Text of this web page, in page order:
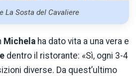
La Sosta del Cavaliere
Michela ha dato vita a una vera e
dentro il ristorante: «Sì, ogni 3-4
diverse. Da quest’ultimo